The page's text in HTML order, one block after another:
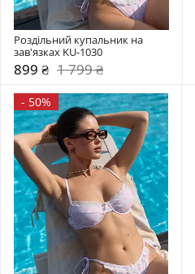
Роздільний купальник на
зав'язках KU-1030
899 ₴ 1 799 ₴
- 50%